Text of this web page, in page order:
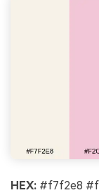
HEX: #f7f2e8